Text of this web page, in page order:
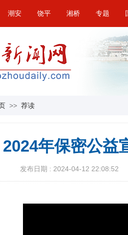
潮安 饶平 湘桥 专题
>> 荐读
2024年保密公益
发布日期 : 2024-04-12 22:08:52